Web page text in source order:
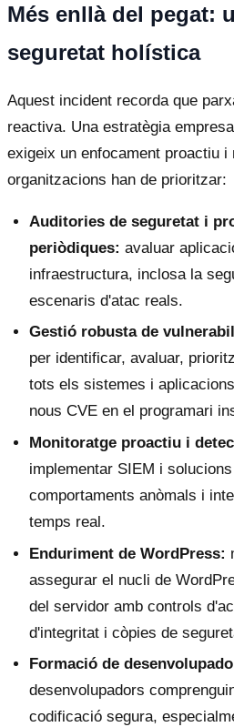
Més enllà del pegat:
seguretat holística
Aquest incident recorda que
reactiva. Una estratègia
exigeix un enfocament proactiu i
organitzacions han de prioritzar:
Auditories de seguretat i
periòdiques: avaluar
infraestructura, inclosa la
escenaris d'atac reals.
Gestió robusta de
per identificar, avaluar,
tots els sistemes i
nous CVE en el programari
Monitoratge proactiu i
implementar SIEM i
comportaments anòmals i
temps real.
Enduriment de WordPress:
assegurar el nucli de
del servidor amb controls
d'integritat i còpies de
Formació de
desenvolupadors
codificació segura,